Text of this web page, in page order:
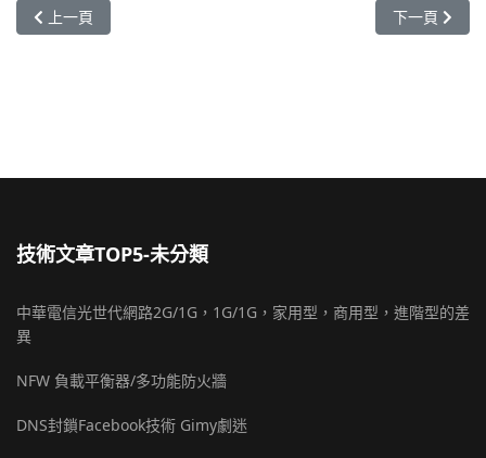
上一篇文章: 使用Vigor Router快速找出前十大流量使用者排行
上一頁 下一篇文章:
下一頁
技術文章TOP5-未分類
中華電信光世代網路2G/1G，1G/1G，家用型，商用型，進階型的差
異
NFW 負載平衡器/多功能防火牆
DNS封鎖Facebook技術 Gimy劇迷